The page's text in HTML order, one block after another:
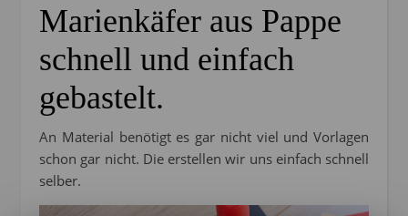
Marienkäfer aus Pappe
schnell und einfach
gebastelt.
An Material benötigt es gar nicht viel und Vorlagen
schon gar nicht. Die erstellen wir uns einfach schnell
selber.